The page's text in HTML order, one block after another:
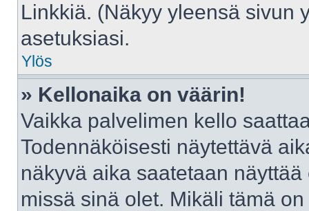
Linkkiä. (Näkyy yleensä sivun
asetuksiasi.
Ylös
» Kellonaika on väärin!
Vaikka palvelimen kello
Todennäköisesti näytettävä
näkyvä aika saatetaan
missä sinä olet. Mikäli tämä